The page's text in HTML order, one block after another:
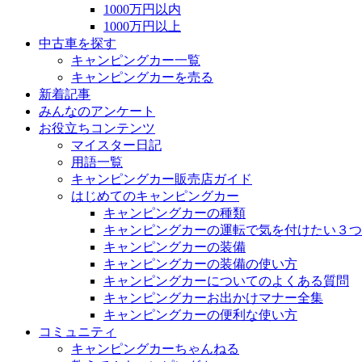
1000万円以内
1000万円以上
中古車を探す
キャンピングカー一覧
キャンピングカーを売る
新着記事
みんなのアンケート
お役立ちコンテンツ
マイスター日記
用語一覧
キャンピングカー販売店ガイド
はじめてのキャンピングカー
キャンピングカーの種類
キャンピングカーの運転で気を付けたい３
キャンピングカーの装備
キャンピングカーの装備の使い方
キャンピングカーについてのよくある質問
キャンピングカーお出かけマナー全集
キャンピングカーの便利な使い方
コミュニティ
キャンピングカーちゃんねる